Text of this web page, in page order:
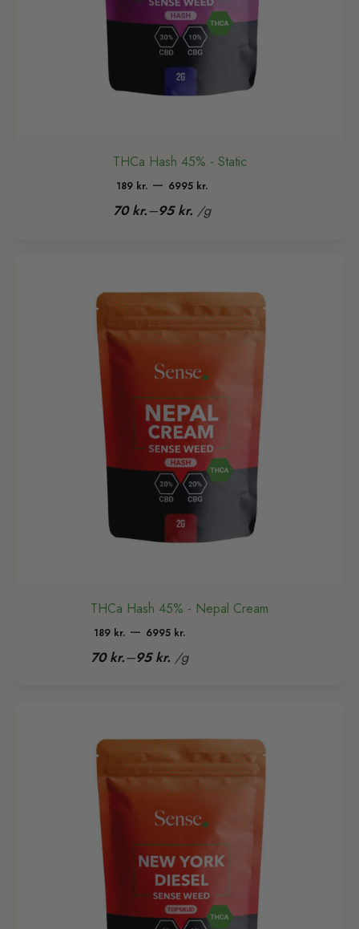
THCa Hash 45% - Static
189 kr. – 6995 kr.Prisinterval:
189 kr.
70kr.–95kr. /g
THCa Hash 45% - Nepal Cream
189 kr. – 6995 kr.Prisinterval:
189 kr.
70kr.–95kr. /g